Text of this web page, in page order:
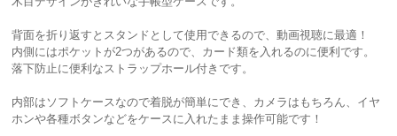
背面を折り返すとスタンドとして使用できるので、動画視聴に最適！
内側にはポケットが2つがあるので、カード類を入れるのに便利です。
落下防止に便利なストラップホール付きです。
内部はソフトケースなので着脱が簡単にでき、カメラはもちろん、イヤ
ホンや各種ボタンなどをケースに入れたまま操作可能です！